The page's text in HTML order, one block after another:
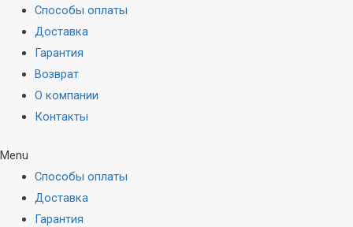
Способы оплаты
Доставка
Гарантия
Возврат
О компании
Контакты
Menu
Способы оплаты
Доставка
Гарантия